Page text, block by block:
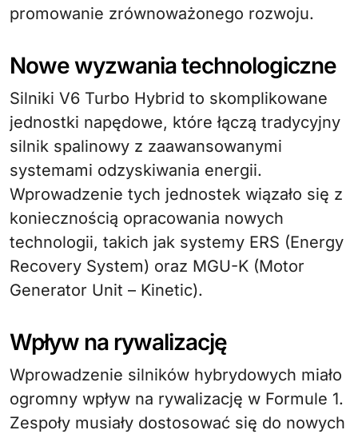
promowanie zrównoważonego rozwoju.
Nowe wyzwania technologiczne
Silniki V6 Turbo Hybrid to skomplikowane
jednostki napędowe, które łączą tradycyjny
silnik spalinowy z zaawansowanymi
systemami odzyskiwania energii.
Wprowadzenie tych jednostek wiązało się z
koniecznością opracowania nowych
technologii, takich jak systemy ERS (Energy
Recovery System) oraz MGU-K (Motor
Generator Unit – Kinetic).
Wpływ na rywalizację
Wprowadzenie silników hybrydowych miało
ogromny wpływ na rywalizację w Formule 1.
Zespoły musiały dostosować się do nowych